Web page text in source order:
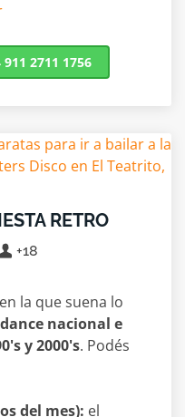
911 2711 1756
RETRO
+18
en la que suena lo
nacional e
y 2000's. Podés
del mes): el